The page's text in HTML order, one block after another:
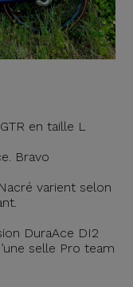
en taille L
Bravo
varient selon
DuraAce DI2
selle Pro team